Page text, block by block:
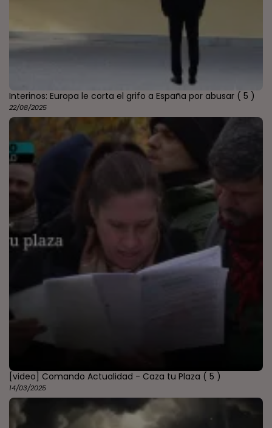
Interinos: Europa le corta el grifo a España por abusar ( 5 )
22/08/2025
[video] Comando Actualidad - Caza tu Plaza ( 5 )
14/03/2025